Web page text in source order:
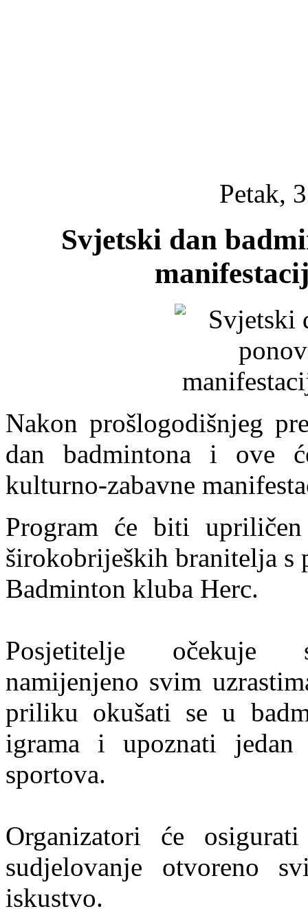
Petak,
Svjetski dan
Nakon prošlogodišnjeg
dan badmintona i ove
kulturno-zabavne
Program će biti
širokobrijeških branitelja s
Badminton kluba Herc.
Posjetitelje očekuje
namijenjeno svim
priliku okušati se u
igrama i upoznati
sportova.
Organizatori će
sudjelovanje otvoreno
iskustvo.